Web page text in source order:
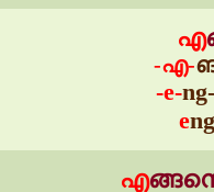
എ
-എ-
-e-
e
എ